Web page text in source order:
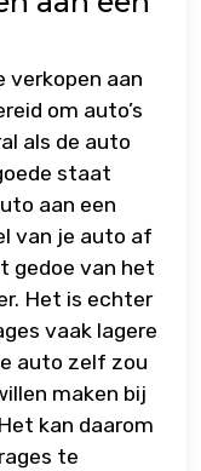
verkopen aan
om auto’s
als de auto
staat
aan een
van je auto af
gedoe van het
Het is echter
vaak lagere
auto zelf zou
maken bij
kan daarom
te